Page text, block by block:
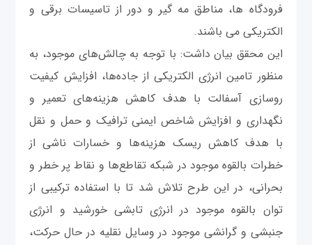
فرودگاه ها، مناطق مه گیر و دور از تاسیسات برقی و
الکتریکی می باشند.
این محقق بیان داشت: با توجه به چالش‌های موجود، به
منظور تامین انرژی الکتریکی از جاده‌ها، افزایش کیفیت
روسازی آسفالت با هدف کاهش هزینه‌های تعمیر و
نگهداری و افزایش شاخص ایمنی ترافیک و حمل و نقل
با هدف کاهش ریسک هزینه‌ها و خسارات ناشی از
خطرات بالقوه موجود در شبکه تقاطع‌ها و نقاط پر خطر و
بحرانی، در این طرح تلاش شد تا با استفاده ترکیبی از
توان بالقوه موجود در انرژی تابشی خورشید و انرژی
جنبشی و گرانشی موجود در وسایل نقلیه در حال حرکت،